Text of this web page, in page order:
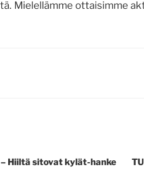
Mielellämme ottaisimme
Hiiltä sitovat kylät-hanke